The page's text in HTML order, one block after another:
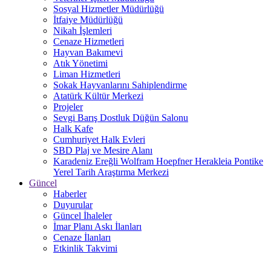
Sosyal Hizmetler Müdürlüğü
İtfaiye Müdürlüğü
Nikah İşlemleri
Cenaze Hizmetleri
Hayvan Bakımevi
Atık Yönetimi
Liman Hizmetleri
Sokak Hayvanlarını Sahiplendirme
Atatürk Kültür Merkezi
Projeler
Sevgi Barış Dostluk Düğün Salonu
Halk Kafe
Cumhuriyet Halk Evleri
SBD Plaj ve Mesire Alanı
Karadeniz Ereğli Wolfram Hoepfner Herakleia Pontike
Yerel Tarih Araştırma Merkezi
Güncel
Haberler
Duyurular
Güncel İhaleler
İmar Planı Askı İlanları
Cenaze İlanları
Etkinlik Takvimi